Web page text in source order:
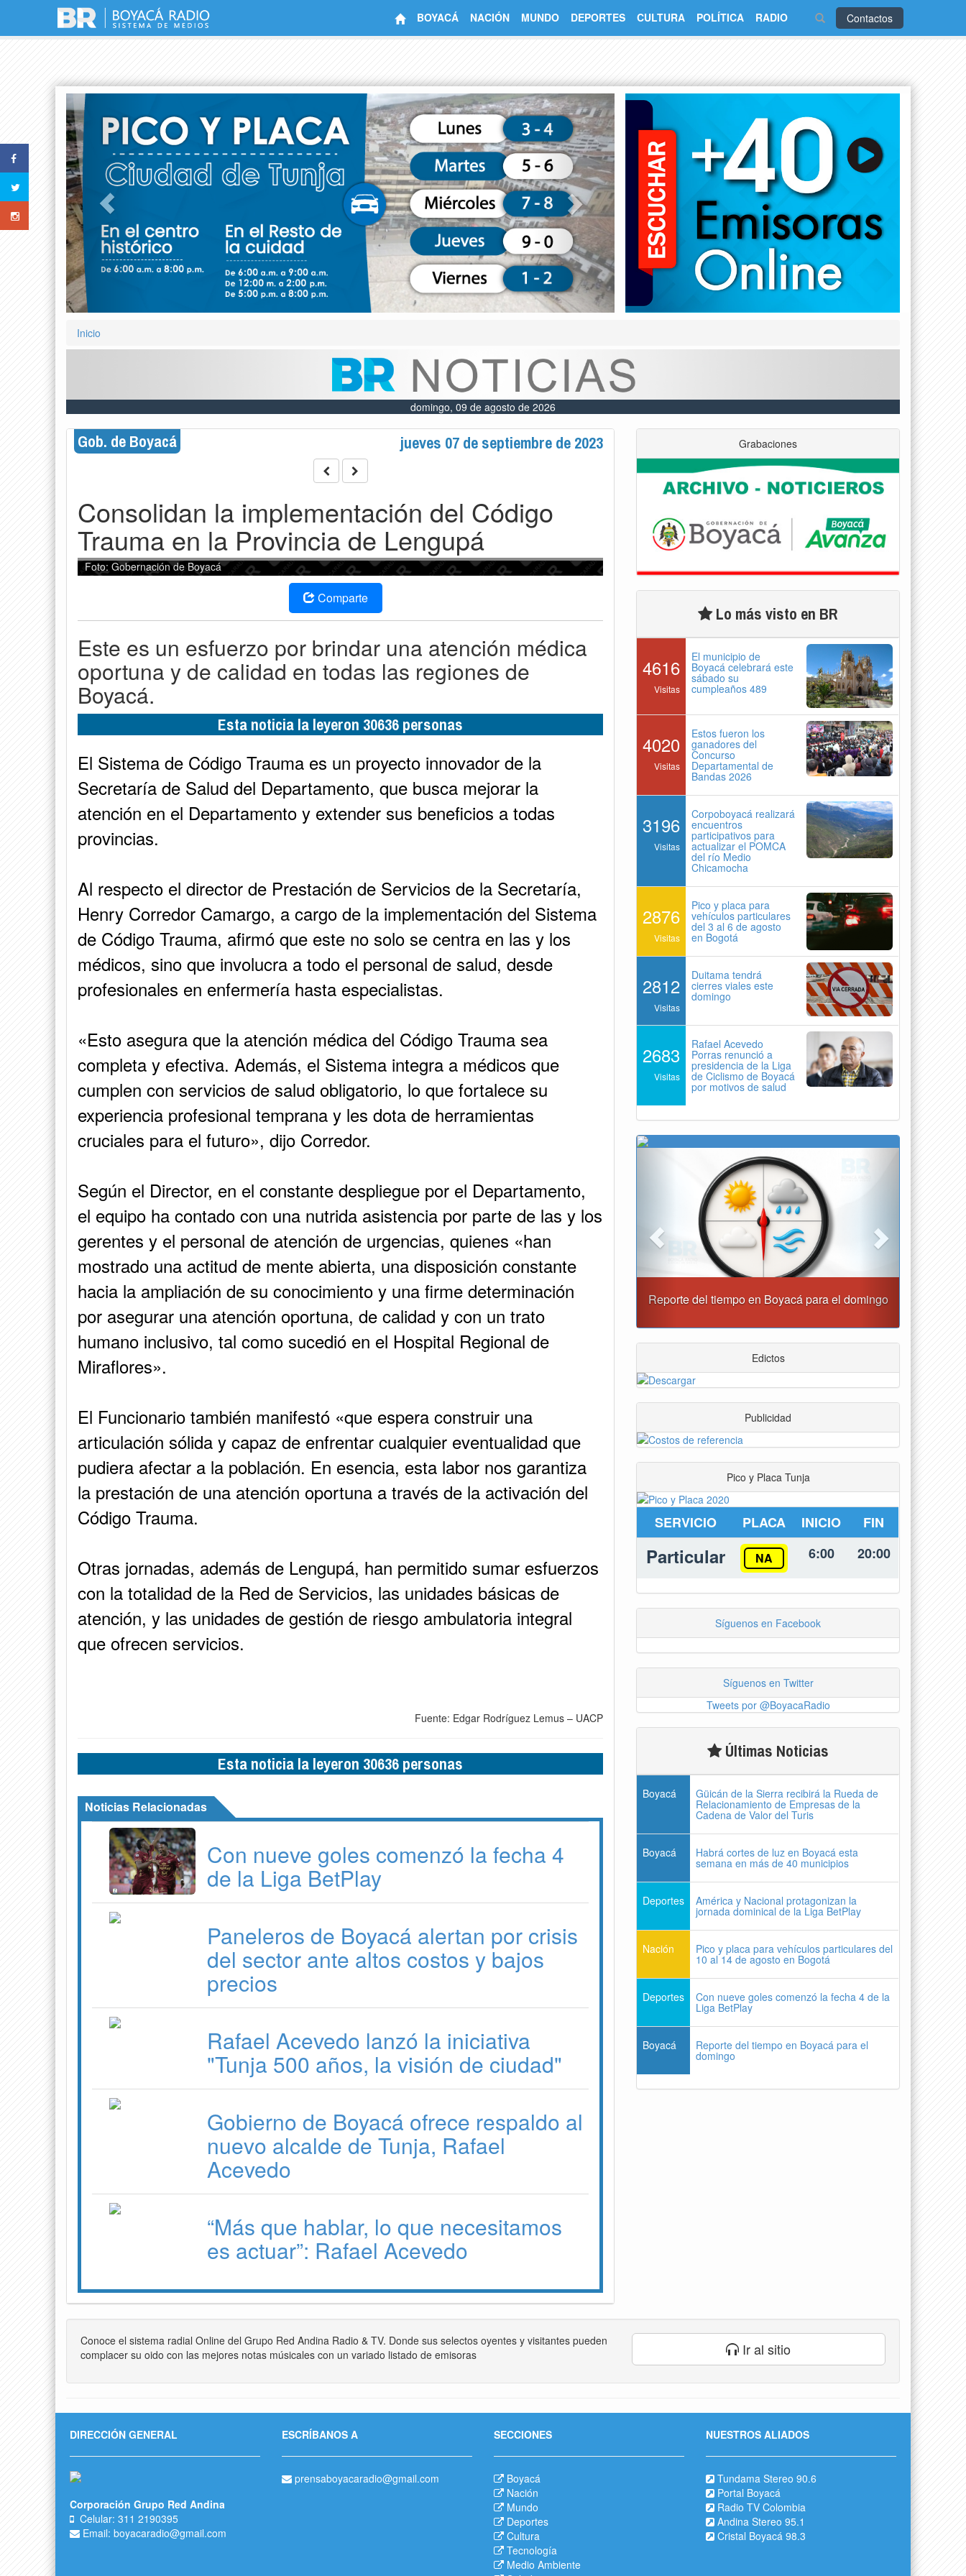
Contactos
BOYACÁ NACIÓN MUNDO DEPORTES CULTURA POLÍTICA RADIO
Next
Inicio
domingo, 09 de agosto de 2026
Gob. de Boyacá jueves 07 de septiembre de 2023
Consolidan la implementación del Código
Trauma en la Provincia de Lengupá
Foto: Gobernación de Boyacá
Comparte
Este es un esfuerzo por brindar una atención médica
oportuna y de calidad en todas las regiones de
Boyacá.
Esta noticia la leyeron 30636 personas
El Sistema de Código Trauma es un proyecto innovador de la
Secretaría de Salud del Departamento, que busca mejorar la
atención en el Departamento y extender sus beneficios a todas
provincias.
Al respecto el director de Prestación de Servicios de la Secretaría,
Henry Corredor Camargo, a cargo de la implementación del Sistema
de Código Trauma, afirmó que este no solo se centra en las y los
médicos, sino que involucra a todo el personal de salud, desde
profesionales en enfermería hasta especialistas.
«Esto asegura que la atención médica del Código Trauma sea
completa y efectiva. Además, el Sistema integra a médicos que
cumplen con servicios de salud obligatorio, lo que fortalece su
experiencia profesional temprana y les dota de herramientas
cruciales para el futuro», dijo Corredor.
Según el Director, en el constante despliegue por el Departamento,
el equipo ha contado con una nutrida asistencia por parte de las y los
gerentes y el personal de atención de urgencias, quienes «han
mostrado una actitud de mente abierta, una disposición constante
hacia la ampliación de su conocimiento y una firme determinación
por asegurar una atención oportuna, de calidad y con un trato
humano inclusivo, tal como sucedió en el Hospital Regional de
Miraflores».
El Funcionario también manifestó «que espera construir una
articulación sólida y capaz de enfrentar cualquier eventualidad que
pudiera afectar a la población. En esencia, esta labor nos garantiza
la prestación de una atención oportuna a través de la activación del
Código Trauma.
Otras jornadas, además de Lengupá, han permitido sumar esfuerzos
con la totalidad de la Red de Servicios, las unidades básicas de
atención, y las unidades de gestión de riesgo ambulatoria integral
que ofrecen servicios.
Fuente: Edgar Rodríguez Lemus – UACP
Esta noticia la leyeron 30636 personas
Noticias Relacionadas
Con nueve goles comenzó la fecha 4
de la Liga BetPlay
Paneleros de Boyacá alertan por crisis
del sector ante altos costos y bajos
precios
Rafael Acevedo lanzó la iniciativa
"Tunja 500 años, la visión de ciudad"
Gobierno de Boyacá ofrece respaldo al
nuevo alcalde de Tunja, Rafael
Acevedo
“Más que hablar, lo que necesitamos
es actuar”: Rafael Acevedo
Grabaciones
Lo más visto en BR
4616
Visitas
El municipio de
Boyacá celebrará este
sábado su
cumpleaños 489
4020
Visitas
Estos fueron los
ganadores del
Concurso
Departamental de
Bandas 2026
3196
Visitas
Corpoboyacá realizará
encuentros
participativos para
actualizar el POMCA
del río Medio
Chicamocha
2876
Visitas
Pico y placa para
vehículos particulares
del 3 al 6 de agosto
en Bogotá
2812
Visitas
Duitama tendrá
cierres viales este
domingo
2683
Visitas
Rafael Acevedo
Porras renunció a
presidencia de la Liga
de Ciclismo de Boyacá
por motivos de salud
Reporte del tiempo en Boyacá para el domingo Este domingo habrá cierres viales en Tunja
Edictos
Publicidad
Pico y Placa Tunja
SERVICIO PLACA INICIO FIN
Particular NA 6:00 20:00
Síguenos en Facebook
Síguenos en Twitter
Tweets por @BoyacaRadio
Últimas Noticias
Boyacá Güicán de la Sierra recibirá la Rueda de
Relacionamiento de Empresas de la
Cadena de Valor del Turis
Boyacá Habrá cortes de luz en Boyacá esta
semana en más de 40 municipios
Deportes América y Nacional protagonizan la
jornada dominical de la Liga BetPlay
Nación Pico y placa para vehículos particulares del
10 al 14 de agosto en Bogotá
Deportes Con nueve goles comenzó la fecha 4 de la
Liga BetPlay
Boyacá Reporte del tiempo en Boyacá para el
domingo
Conoce el sistema radial Online del Grupo Red Andina Radio & TV. Donde sus selectos oyentes y visitantes pueden
complacer su oido con las mejores notas músicales con un variado listado de emisoras
Ir al sitio
DIRECCIÓN GENERAL
Corporación Grupo Red Andina
Celular: 311 2190395
Email: boyacaradio@gmail.com
ESCRÍBANOS A
prensaboyacaradio@gmail.com
SECCIONES
Boyacá
Nación
Mundo
Deportes
Cultura
Tecnología
Medio Ambiente
NUESTROS ALIADOS
Tundama Stereo 90.6
Portal Boyacá
Radio TV Colombia
Andina Stereo 95.1
Cristal Boyacá 98.3